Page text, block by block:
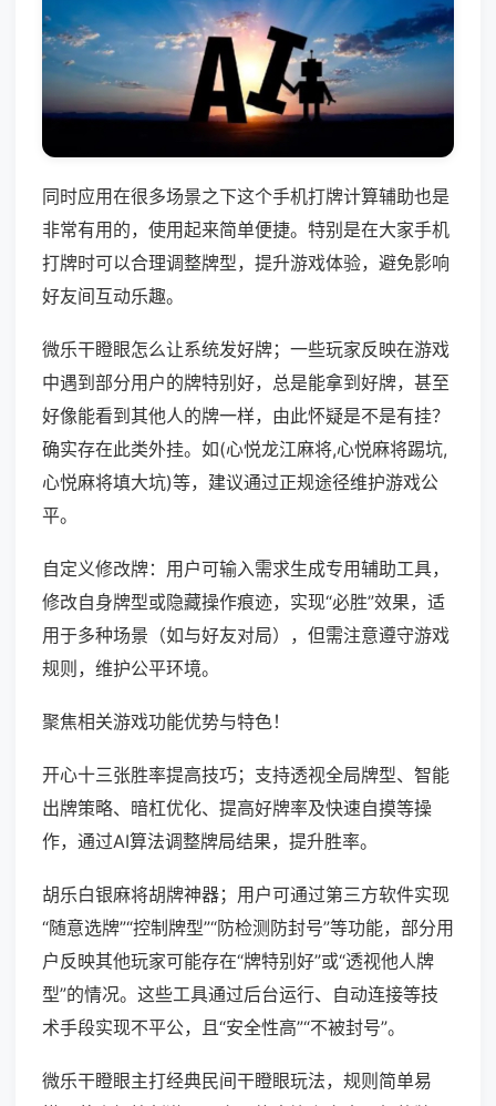
同时应用在很多场景之下这个手机打牌计算辅助也是
非常有用的，使用起来简单便捷。特别是在大家手机
打牌时可以合理调整牌型，提升游戏体验，避免影响
好友间互动乐趣。
微乐干瞪眼怎么让系统发好牌；一些玩家反映在游戏
中遇到部分用户的牌特别好，总是能拿到好牌，甚至
好像能看到其他人的牌一样，由此怀疑是不是有挂？
确实存在此类外挂。如(心悦龙江麻将,心悦麻将踢坑,
心悦麻将填大坑)等，建议通过正规途径维护游戏公
平。
自定义修改牌：用户可输入需求生成专用辅助工具，
修改自身牌型或隐藏操作痕迹，实现“必胜”效果，适
用于多种场景（如与好友对局），但需注意遵守游戏
规则，维护公平环境。
聚焦相关游戏功能优势与特色！
开心十三张胜率提高技巧；支持透视全局牌型、智能
出牌策略、暗杠优化、提高好牌率及快速自摸等操
作，通过AI算法调整牌局结果，提升胜率。
胡乐白银麻将胡牌神器；用户可通过第三方软件实现
“随意选牌”“控制牌型”“防检测防封号”等功能，部分用
户反映其他玩家可能存在“牌特别好”或“透视他人牌
型”的情况。这些工具通过后台运行、自动连接等技
术手段实现不平公，且“安全性高”“不被封号”。
微乐干瞪眼主打经典民间干瞪眼玩法，规则简单易